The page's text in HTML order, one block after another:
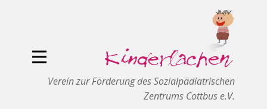
Verein zur Förderung des Sozialpädiatrischen
Zentrums Cottbus e.V.